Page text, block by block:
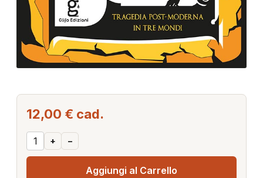
12,00 € cad.
+ –
Aggiungi al Carrello